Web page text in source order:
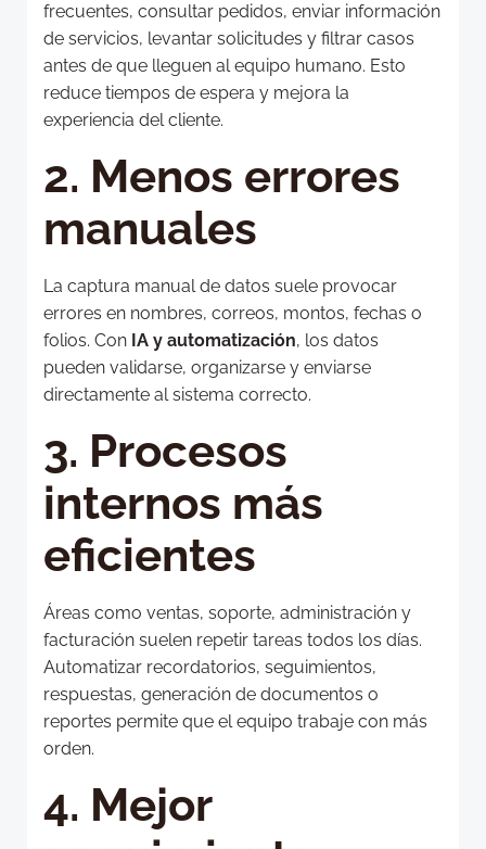
frecuentes, consultar pedidos, enviar información
de servicios, levantar solicitudes y filtrar casos
antes de que lleguen al equipo humano. Esto
reduce tiempos de espera y mejora la
experiencia del cliente.
2. Menos errores
manuales
La captura manual de datos suele provocar
errores en nombres, correos, montos, fechas o
folios. Con IA y automatización, los datos
pueden validarse, organizarse y enviarse
directamente al sistema correcto.
3. Procesos
internos más
eficientes
Áreas como ventas, soporte, administración y
facturación suelen repetir tareas todos los días.
Automatizar recordatorios, seguimientos,
respuestas, generación de documentos o
reportes permite que el equipo trabaje con más
orden.
4. Mejor